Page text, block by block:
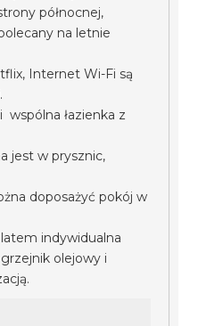
północnej,
na letnie
Internet Wi-Fi są
wspólna łazienka z
jest w prysznic,
doposażyć pokój w
indywidualna
olejowy i